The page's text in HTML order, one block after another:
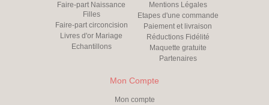
Faire-part Naissance
Filles
Faire-part circoncision
Livres d'or Mariage
Echantillons
Mentions Légales
Etapes d'une commande
Paiement et livraison
Réductions Fidélité
Maquette gratuite
Partenaires
Mon Compte
Mon compte